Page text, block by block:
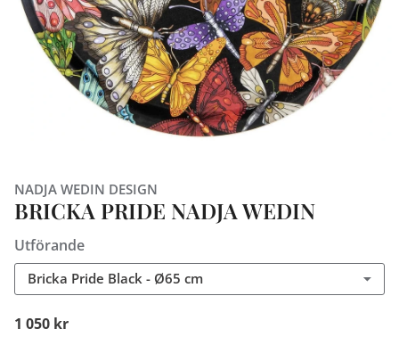
NADJA WEDIN DESIGN
BRICKA PRIDE NADJA WEDIN
Utförande
Bricka Pride Black - Ø65 cm
1 050 kr